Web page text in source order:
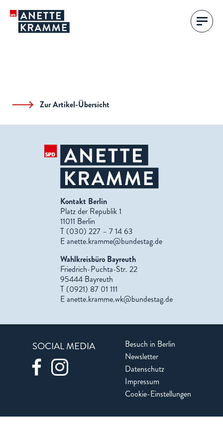
Zur Artikel-Übersicht
Kontakt Berlin
Platz der Republik 1
11011 Berlin
T (030) 227 – 7 14 63
Eanette.kramme@bundestag.de
Wahlkreisbüro Bayreuth
Friedrich-Puchta-Str. 22
95444 Bayreuth
T (0921) 87 01 111
Eanette.kramme.wk@bundestag.de
SOCIAL MEDIA
Besuch in Berlin
Newsletter
Datenschutz
Impressum
Cookie-Einstellungen